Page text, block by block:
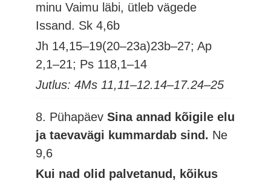
minu Vaimu läbi, ütleb vägede
Issand. Sk 4,6b
Jh 14,15–19(20–23a)23b–27; Ap
2,1–21; Ps 118,1–14
Jutlus: 4Ms 11,11–12.14–17.24–25
8. PühapäevSina annad kõigile elu
ja taevavägi kummardab sind. Ne
9,6
Kui nad olid palvetanud, kõikus